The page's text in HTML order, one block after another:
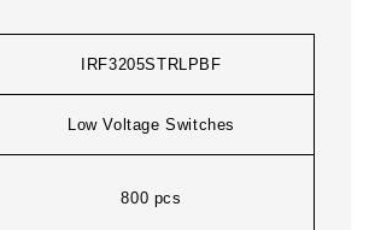
IRF3205STRLPBF
Low Voltage Switches
800 pcs